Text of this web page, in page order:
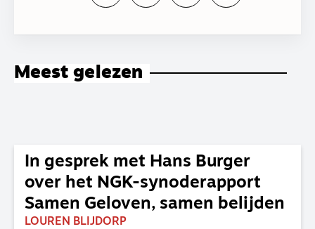
Meest gelezen
In gesprek met Hans Burger
over het NGK-synoderapport
Samen Geloven, samen belijden
LOUREN BLIJDORP